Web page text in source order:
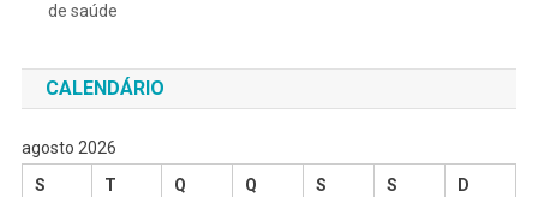
de saúde
CALENDÁRIO
agosto 2026
S
T Q Q S S D